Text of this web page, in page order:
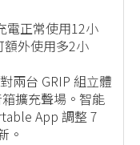
電正常使用12小
外使用多2小
兩台 GRIP 組立體
擴充聲場。智能
App 調整 7
。